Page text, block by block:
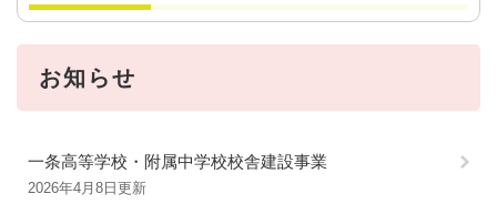
お知らせ
一条高等学校・附属中学校校舎建設事業
2026年4月8日更新